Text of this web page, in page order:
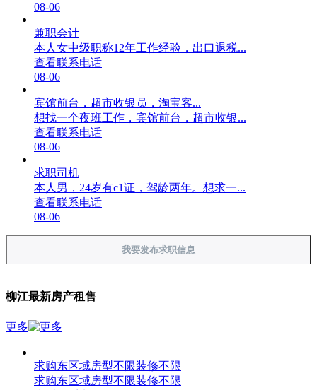
08-06
兼职会计
本人女中级职称12年工作经验，出口退税...
查看联系电话
08-06
宾馆前台，超市收银员，淘宝客...
想找一个夜班工作，宾馆前台，超市收银...
查看联系电话
08-06
求职司机
本人男，24岁有c1证，驾龄两年。想求一...
查看联系电话
08-06
我要发布求职信息
柳江最新房产租售
更多
求购东区域房型不限装修不限
求购东区域房型不限装修不限